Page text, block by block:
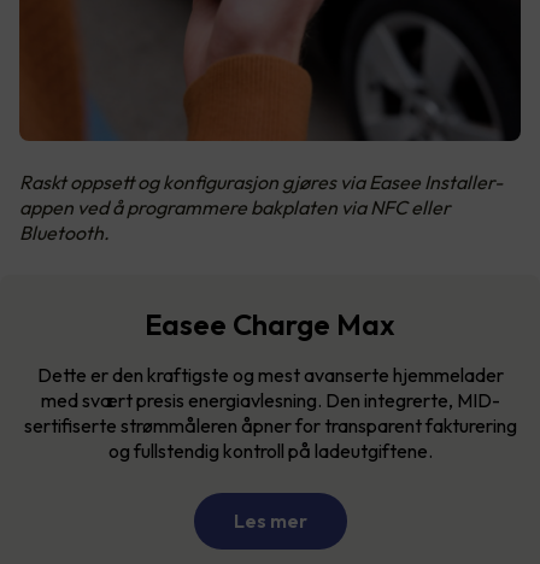
Raskt oppsett og konfigurasjon gjøres via Easee Installer-
appen ved å programmere bakplaten via NFC eller
Bluetooth.
Easee Charge Max
Dette er den kraftigste og mest avanserte hjemmelader
med svært presis energiavlesning. Den integrerte, MID-
sertifiserte strømmåleren åpner for transparent fakturering
og fullstendig kontroll på ladeutgiftene.
Les mer